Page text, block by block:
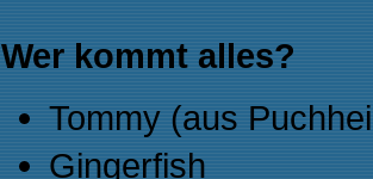
Wer kommt alles?
Tommy (aus
Gingerfish